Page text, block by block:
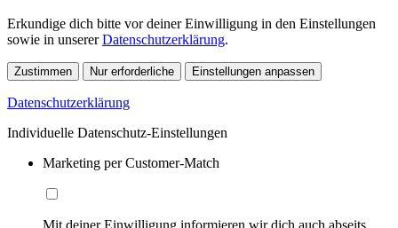
Erkundige dich bitte vor deiner Einwilligung in den Einstellungen
sowie in unsererDatenschutzerklärung.
Zustimmen Nur erforderliche Einstellungen anpassen
Datenschutzerklärung
Individuelle Datenschutz-Einstellungen
Marketing per Customer-Match
Mit deiner Einwilligung informieren wir dich auch abseits